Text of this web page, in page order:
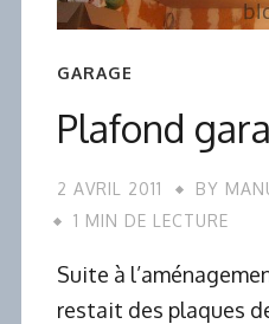
GARAGE
Plafond
2 AVRIL 2011 BY
1 MIN DE LECTURE
Suite à
restait des plaques